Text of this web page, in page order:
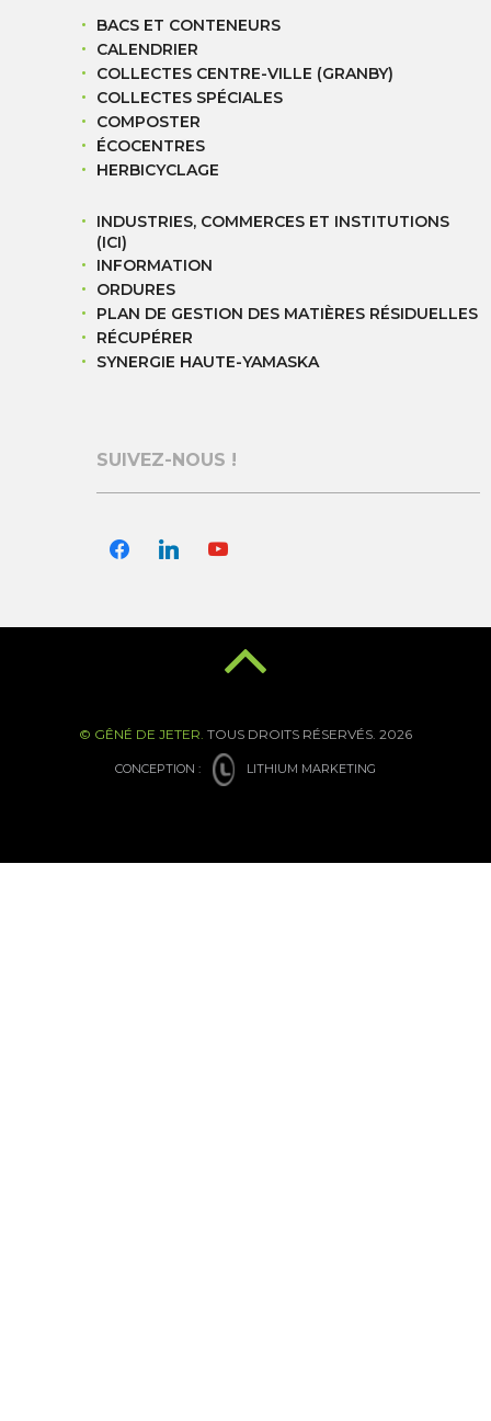
BACS ET CONTENEURS
CALENDRIER
COLLECTES CENTRE-VILLE (GRANBY)
COLLECTES SPÉCIALES
COMPOSTER
ÉCOCENTRES
HERBICYCLAGE
INDUSTRIES, COMMERCES ET INSTITUTIONS
(ICI)
INFORMATION
ORDURES
PLAN DE GESTION DES MATIÈRES RÉSIDUELLES
RÉCUPÉRER
SYNERGIE HAUTE-YAMASKA
SUIVEZ-NOUS !
facebooklinkedinyoutube
© GÊNÉ DE JETER. TOUS DROITS RÉSERVÉS. 2026
CONCEPTION : LITHIUM MARKETING